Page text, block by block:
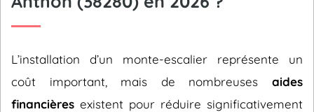
L’installation d’un monte-escalier représente un
coût important, mais de nombreuses aides
financières existent pour réduire significativement